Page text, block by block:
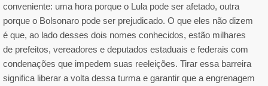
conveniente: uma hora porque o Lula pode ser afetado, outra
porque o Bolsonaro pode ser prejudicado. O que eles não dizem
é que, ao lado desses dois nomes conhecidos, estão milhares
de prefeitos, vereadores e deputados estaduais e federais com
condenações que impedem suas reeleições. Tirar essa barreira
significa liberar a volta dessa turma e garantir que a engrenagem